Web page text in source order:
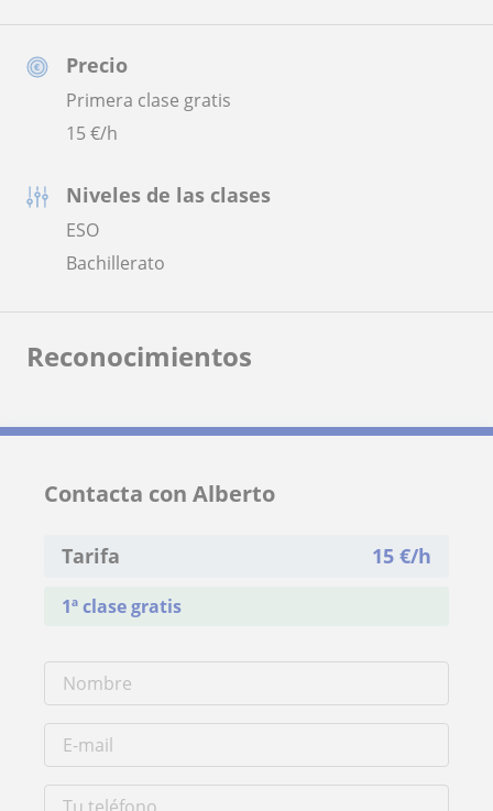
Precio
Primera clase gratis
15€/h
Niveles de las clases
ESO
Bachillerato
Reconocimientos
Contacta con Alberto
Tarifa 15 €/h
1ª clase gratis